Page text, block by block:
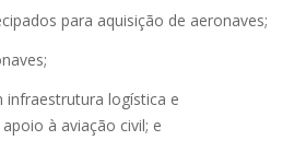
para aquisição de aeronaves;
infraestrutura logística e
à aviação civil; e